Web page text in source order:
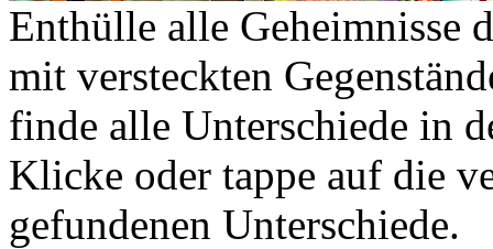
Enthülle alle Geheimnisse
mit versteckten
finde alle Unterschiede in
Klicke oder tappe auf die
gefundenen Unterschiede.